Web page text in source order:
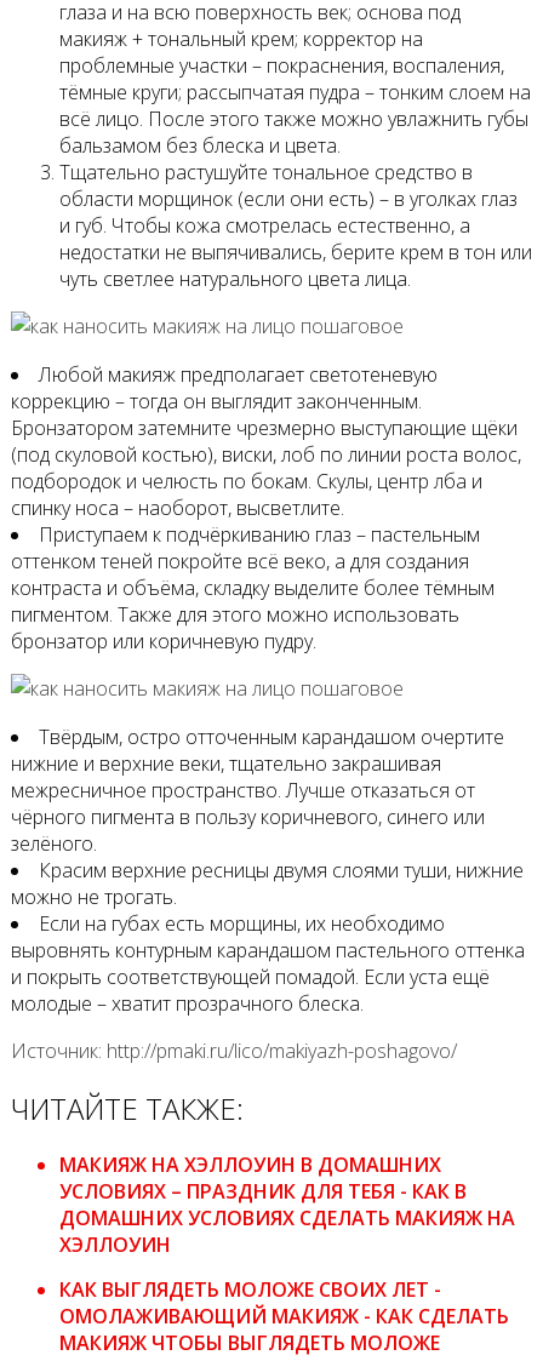
глаза и на всю поверхность век; основа под
макияж + тональный крем; корректор на
проблемные участки – покраснения, воспаления,
тёмные круги; рассыпчатая пудра – тонким слоем на
всё лицо. После этого также можно увлажнить губы
бальзамом без блеска и цвета.
Тщательно растушуйте тональное средство в
области морщинок (если они есть) – в уголках глаз
и губ. Чтобы кожа смотрелась естественно, а
недостатки не выпячивались, берите крем в тон или
чуть светлее натурального цвета лица.
Любой макияж предполагает светотеневую
коррекцию – тогда он выглядит законченным.
Бронзатором затемните чрезмерно выступающие щёки
(под скуловой костью), виски, лоб по линии роста волос,
подбородок и челюсть по бокам. Скулы, центр лба и
спинку носа – наоборот, высветлите.
Приступаем к подчёркиванию глаз – пастельным
оттенком теней покройте всё веко, а для создания
контраста и объёма, складку выделите более тёмным
пигментом. Также для этого можно использовать
бронзатор или коричневую пудру.
Твёрдым, остро отточенным карандашом очертите
нижние и верхние веки, тщательно закрашивая
межресничное пространство. Лучше отказаться от
чёрного пигмента в пользу коричневого, синего или
зелёного.
Красим верхние ресницы двумя слоями туши, нижние
можно не трогать.
Если на губах есть морщины, их необходимо
выровнять контурным карандашом пастельного оттенка
и покрыть соответствующей помадой. Если уста ещё
молодые – хватит прозрачного блеска.
Источник: http://pmaki.ru/lico/makiyazh-poshagovo/
ЧИТАЙТЕ ТАКЖЕ:
МАКИЯЖ НА ХЭЛЛОУИН В ДОМАШНИХ
УСЛОВИЯХ – ПРАЗДНИК ДЛЯ ТЕБЯ - КАК В
ДОМАШНИХ УСЛОВИЯХ СДЕЛАТЬ МАКИЯЖ НА
ХЭЛЛОУИН
КАК ВЫГЛЯДЕТЬ МОЛОЖЕ СВОИХ ЛЕТ -
ОМОЛАЖИВАЮЩИЙ МАКИЯЖ - КАК СДЕЛАТЬ
МАКИЯЖ ЧТОБЫ ВЫГЛЯДЕТЬ МОЛОЖЕ